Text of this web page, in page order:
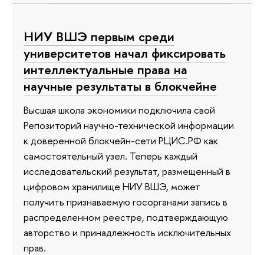
НИУ ВШЭ первым среди
университетов начал фиксировать
интеллектуальные права на
научные результаты в блокчейне
Высшая школа экономики подключила свой
Репозиторий научно-технической информации
к доверенной блокчейн-сети РЦИС.РФ как
самостоятельный узел. Теперь каждый
исследовательский результат, размещенный в
цифровом хранилище НИУ ВШЭ, может
получить признаваемую госорганами запись в
распределенном реестре, подтверждающую
авторство и принадлежность исключительных
прав.